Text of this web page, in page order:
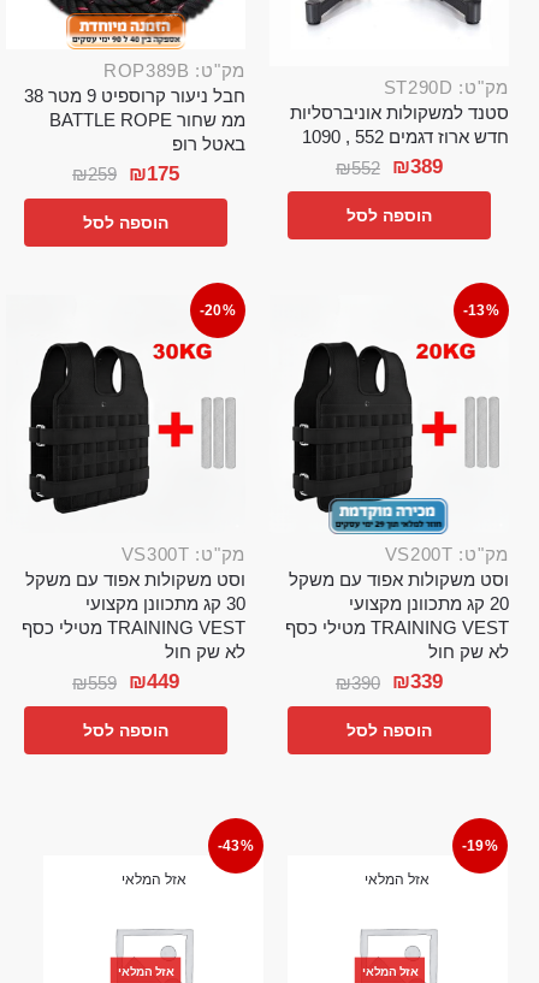
מק"ט: ST290D
סטנד למשקולות אוניברסליות
חדש ארוז דגמים 552 , 1090
₪552 ₪389
הוספה לסל
מק"ט: ROP389B
חבל ניעור קרוספיט 9 מטר 38
ממ שחור BATTLE ROPE
באטל רופ
₪259 ₪175
הוספה לסל
-13%
מק"ט: VS200T
וסט משקולות אפוד עם משקל
20 קג מתכוונן מקצועי
TRAINING VEST מטילי כסף
לא שק חול
₪390 ₪339
הוספה לסל
-20%
מק"ט: VS300T
וסט משקולות אפוד עם משקל
30 קג מתכוונן מקצועי
TRAINING VEST מטילי כסף
לא שק חול
₪559 ₪449
הוספה לסל
-19%
אזל המלאי
אזל המלאי
-43%
אזל המלאי
אזל המלאי